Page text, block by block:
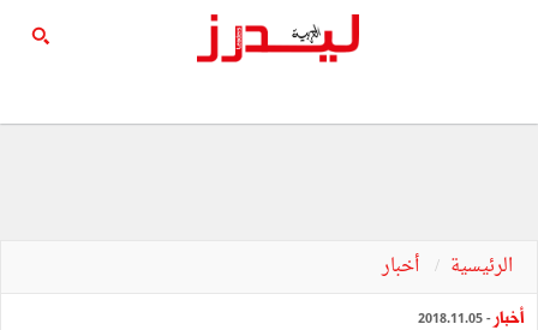
الرئيسية أخبار
أخبار - 2018.11.05